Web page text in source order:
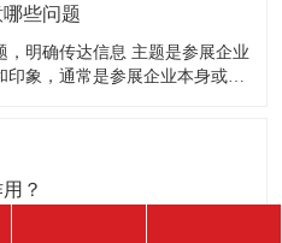
些问题
信息 主题是参展企业
象，通常是参展企业本身或产
？